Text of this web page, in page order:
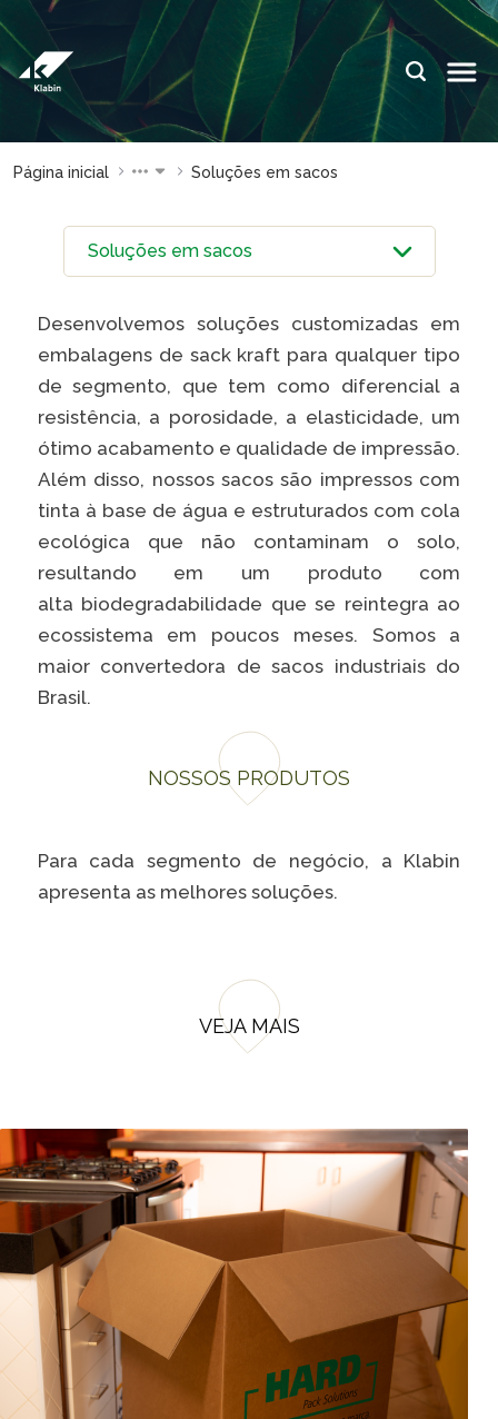
Pular para o Conteúdo principal
IDIOMAS:
ES
Investidores
Plante com a
Klabin
Todas Florestas
Importam
Painel ASG
Blog
Klabin
Klabin
Caiubi
Parque
Klabin
Página inicial Soluções em sacos
Desenvolvemos soluções customizadas em
embalagens de sack kraft para qualquer tipo
de segmento, que tem como diferencial a
resistência, a porosidade, a elasticidade, um
ótimo acabamento e qualidade de impressão.
Além disso, nossos sacos são impressos com
tinta à base de água e estruturados com cola
ecológica que não contaminam o solo,
resultando em um produto com
alta biodegradabilidade que se reintegra ao
ecossistema em poucos meses. Somos a
maior convertedora de sacos industriais do
Brasil.
NOSSOS PRODUTOS
Para cada segmento de negócio, a Klabin
apresenta as melhores soluções.
VEJA MAIS